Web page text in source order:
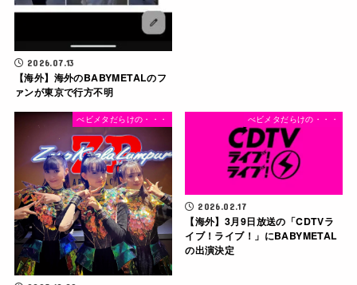
2026.07.13
【海外】海外のBABYMETALのフ
ァンが東京で行方不明
べビメタだらけの・・・ べビメタだらけの・・・
2026.02.17
【海外】3月9日放送の「CDTVラ
イブ！ライブ！」にBABYMETAL
の出演決定